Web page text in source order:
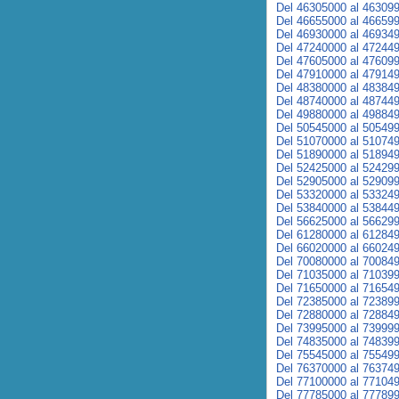
Del 46305000 al
Del 46655000 al
Del 46930000 al
Del 47240000 al
Del 47605000 al
Del 47910000 al
Del 48380000 al
Del 48740000 al
Del 49880000 al
Del 50545000 al
Del 51070000 al
Del 51890000 al
Del 52425000 al
Del 52905000 al
Del 53320000 al
Del 53840000 al
Del 56625000 al
Del 61280000 al
Del 66020000 al
Del 70080000 al
Del 71035000 al
Del 71650000 al
Del 72385000 al
Del 72880000 al
Del 73995000 al
Del 74835000 al
Del 75545000 al
Del 76370000 al
Del 77100000 al
Del 77785000 al